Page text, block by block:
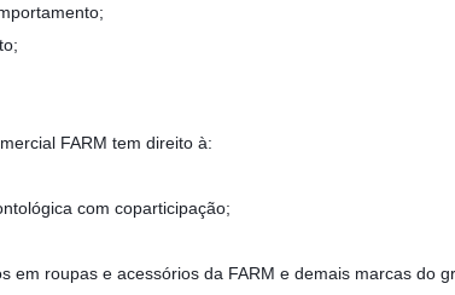
FARM tem direito à:
com coparticipação;
em roupas e acessórios da FARM e demais marcas do